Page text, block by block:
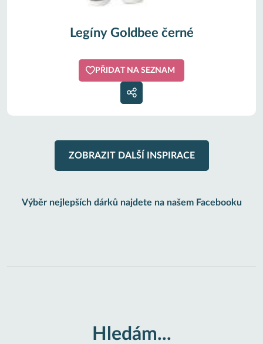
Legíny Goldbee černé
PŘIDAT NA SEZNAM
ZOBRAZIT DALŠÍ INSPIRACE
Výběr nejlepších dárků najdete na našem Facebooku
Hledám...